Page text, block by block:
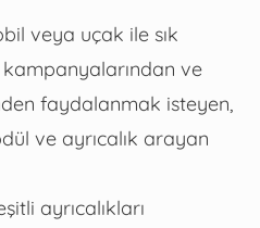
veya uçak ile sık
ve
faydalanmak isteyen,
ve ayrıcalık arayan
ayrıcalıkları